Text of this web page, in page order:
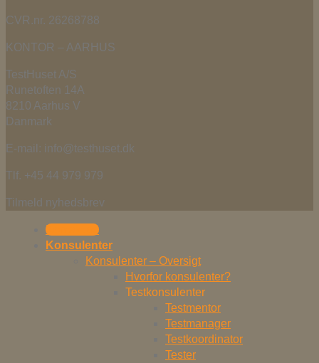
CVR.nr. 26268788
KONTOR – AARHUS
TestHuset A/S
Runetoften 14A
8210 Aarhus V
Danmark
E-mail: info@testhuset.dk
Tlf. +45 44 979 979
Tilmeld nyhedsbrev
Kontakt os
Konsulenter
Konsulenter – Oversigt
Hvorfor konsulenter?
Testkonsulenter
Testmentor
Testmanager
Testkoordinator
Tester